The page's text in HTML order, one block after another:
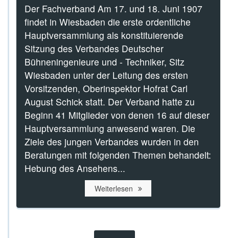
Der Fachverband Am 17. und 18. Juni 1907
findet in Wiesbaden die erste ordentliche
Hauptversammlung als konstituierende
Sitzung des Verbandes Deutscher
Bühneningenieure und - Techniker, Sitz
Wiesbaden unter der Leitung des ersten
Vorsitzenden, Oberinspektor Hofrat Carl
August Schick statt. Der Verband hatte zu
Beginn 41 Mitglieder von denen 16 auf dieser
Hauptversammlung anwesend waren. Die
Ziele des jungen Verbandes wurden in den
Beratungen mit folgenden Themen behandelt:
Hebung des Ansehens...
Weiterlesen